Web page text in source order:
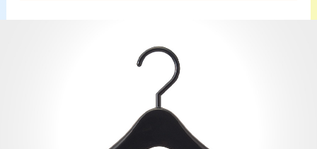
CHU-PAについて